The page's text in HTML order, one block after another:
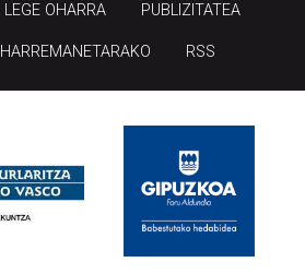
LEGE OHARRA PUBLIZITATEA
HARREMANETARAKO RSS